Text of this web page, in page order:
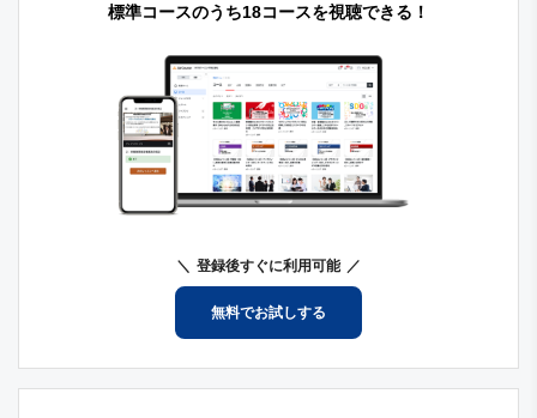
標準コースのうち18コースを視聴できる！
登録後すぐに利用可能
無料でお試しする